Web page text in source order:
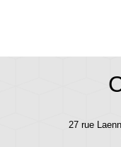
27 rue